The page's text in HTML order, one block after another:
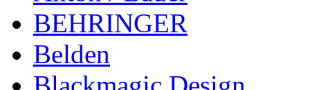
BEHRINGER
Belden